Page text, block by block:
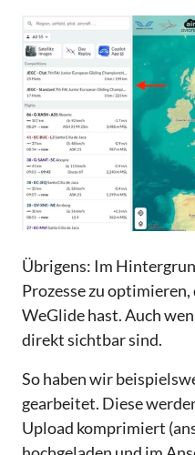
Übrigens: Im
Prozesse zu
WeGlide hast. Auch
direkt sichtbar sind.
So haben wir
gearbeitet. Diese
Upload komprimiert